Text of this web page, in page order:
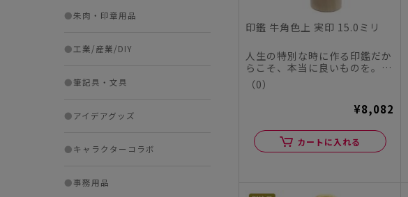
●朱肉・印章用品
●工業/産業/DIY
●筆記具・文具
●アイデアグッズ
●キャラクターコラボ
●事務用品
印鑑 牛角色上 実印 15.0ミリ
人生の特別な時に作る印鑑だか
らこそ、本当に良いものを。
この度、シヤチハタオフィシャ
ル...
（0）
¥8,082
カートに入れる